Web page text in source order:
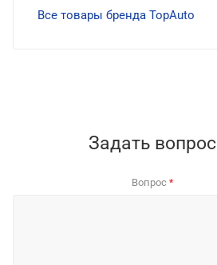
Все товары бренда TopAuto
Задать вопрос
Вопрос *